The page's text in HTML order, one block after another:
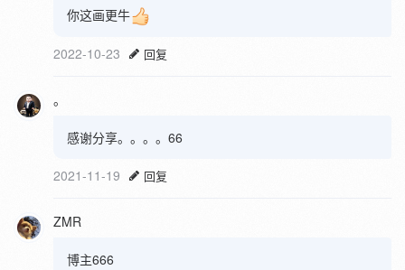
你这画更牛
2022-10-23 回复
。
感谢分享。。。。66
2021-11-19 回复
ZMR
博主666